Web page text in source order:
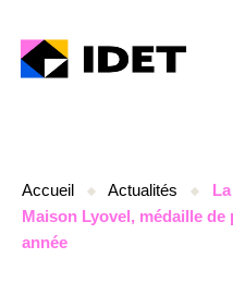
Accueil Actualités
Maison Lyovel, médaille
année